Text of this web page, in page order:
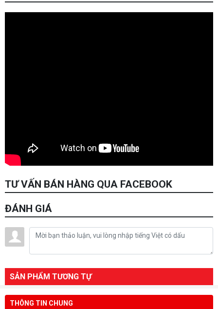
TƯ VẤN BÁN HÀNG QUA FACEBOOK
ĐÁNH GIÁ
SẢN PHẨM TƯƠNG TỰ
THÔNG TIN CHUNG